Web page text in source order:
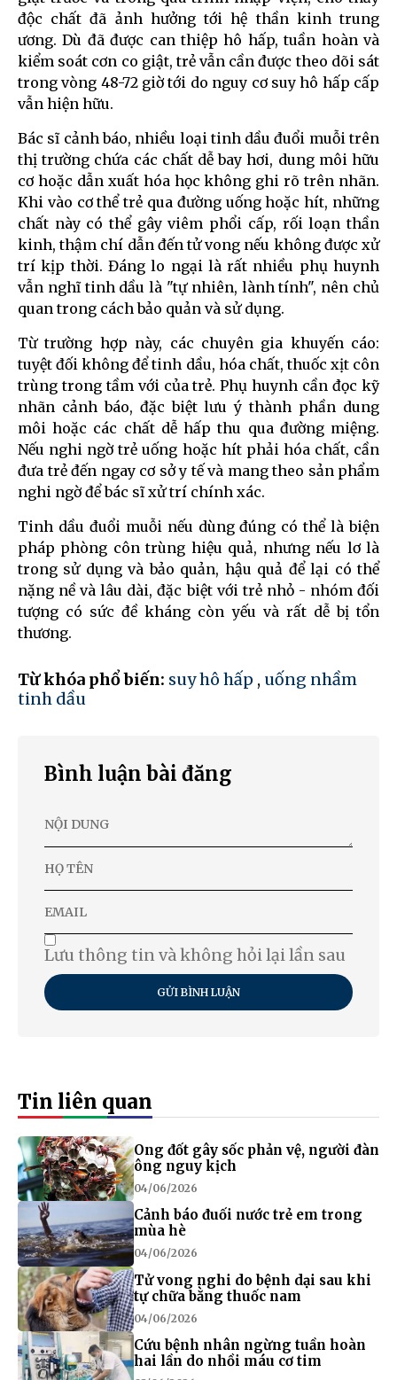
độc chất đã ảnh hưởng tới hệ thần kinh trung
ương. Dù đã được can thiệp hô hấp, tuần hoàn và
kiểm soát cơn co giật, trẻ vẫn cần được theo dõi sát
trong vòng 48-72 giờ tới do nguy cơ suy hô hấp cấp
vẫn hiện hữu.
Bác sĩ cảnh báo, nhiều loại tinh dầu đuổi muỗi trên
thị trường chứa các chất dễ bay hơi, dung môi hữu
cơ hoặc dẫn xuất hóa học không ghi rõ trên nhãn.
Khi vào cơ thể trẻ qua đường uống hoặc hít, những
chất này có thể gây viêm phổi cấp, rối loạn thần
kinh, thậm chí dẫn đến tử vong nếu không được xử
trí kịp thời. Đáng lo ngại là rất nhiều phụ huynh
vẫn nghĩ tinh dầu là "tự nhiên, lành tính", nên chủ
quan trong cách bảo quản và sử dụng.
Từ trường hợp này, các chuyên gia khuyến cáo:
tuyệt đối không để tinh dầu, hóa chất, thuốc xịt côn
trùng trong tầm với của trẻ. Phụ huynh cần đọc kỹ
nhãn cảnh báo, đặc biệt lưu ý thành phần dung
môi hoặc các chất dễ hấp thu qua đường miệng.
Nếu nghi ngờ trẻ uống hoặc hít phải hóa chất, cần
đưa trẻ đến ngay cơ sở y tế và mang theo sản phẩm
nghi ngờ để bác sĩ xử trí chính xác.
Tinh dầu đuổi muỗi nếu dùng đúng có thể là biện
pháp phòng côn trùng hiệu quả, nhưng nếu lơ là
trong sử dụng và bảo quản, hậu quả để lại có thể
nặng nề và lâu dài, đặc biệt với trẻ nhỏ - nhóm đối
tượng có sức đề kháng còn yếu và rất dễ bị tổn
thương.
Từ khóa phổ biến: suy hô hấp , uống nhầm
tinh dầu
Bình luận bài đăng
Lưu thông tin và không hỏi lại lần sau
GỬI BÌNH LUẬN
Tin liên quan
Ong đốt gây sốc phản vệ, người đàn
ông nguy kịch
04/06/2026
Cảnh báo đuối nước trẻ em trong
mùa hè
04/06/2026
Tử vong nghi do bệnh dại sau khi
tự chữa bằng thuốc nam
04/06/2026
Cứu bệnh nhân ngừng tuần hoàn
hai lần do nhồi máu cơ tim